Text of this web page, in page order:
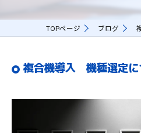
TOPページ ブログ
複合機導入 機種選定